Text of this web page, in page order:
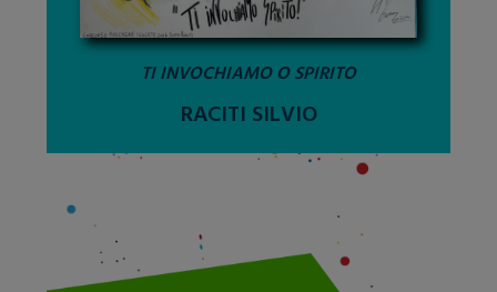
TI INVOCHIAMO O SPIRITO
RACITI SILVIO